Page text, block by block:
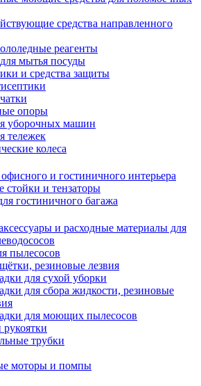
средства направленного
реагенты
мытья посуды
и средства защиты
опоры
уборочных машин
тележек
колеса
и гостиничного интерьера
стойки и тензаторы
гостиничного багажа
и расходные материалы для
пылесосов
резиновые лезвия
для сухой уборки
для сбора жидкости, резиновые
для моющих пылесосов
трубки
моторы и помпы